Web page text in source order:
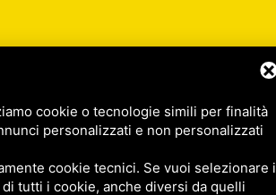
cookie o tecnologie simili per finalità
personalizzati e non personalizzati
cookie tecnici. Se vuoi selezionare i
tutti i cookie, anche diversi da quelli